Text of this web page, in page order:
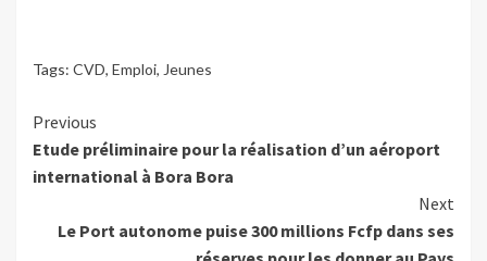
Tags: CVD, Emploi, Jeunes
Continue
Reading
Previous
Etude préliminaire pour la réalisation d’un aéroport
international à Bora Bora
Next
Le Port autonome puise 300 millions Fcfp dans ses